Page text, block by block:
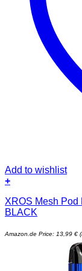
Add to wishlist
+
XROS Mesh Pod
BLACK
Amazon.de Price: 13,99 €